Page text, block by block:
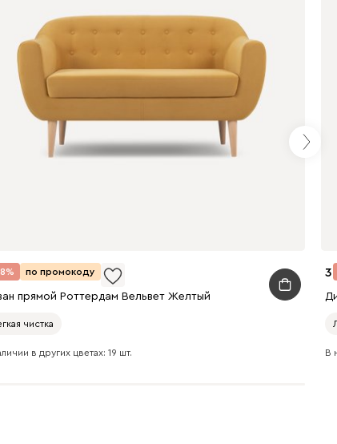
Онли 26 990
310
по промокоду
прямой Роттердам Вельвет Желтый
чистка
в других цветах: 19 шт. В